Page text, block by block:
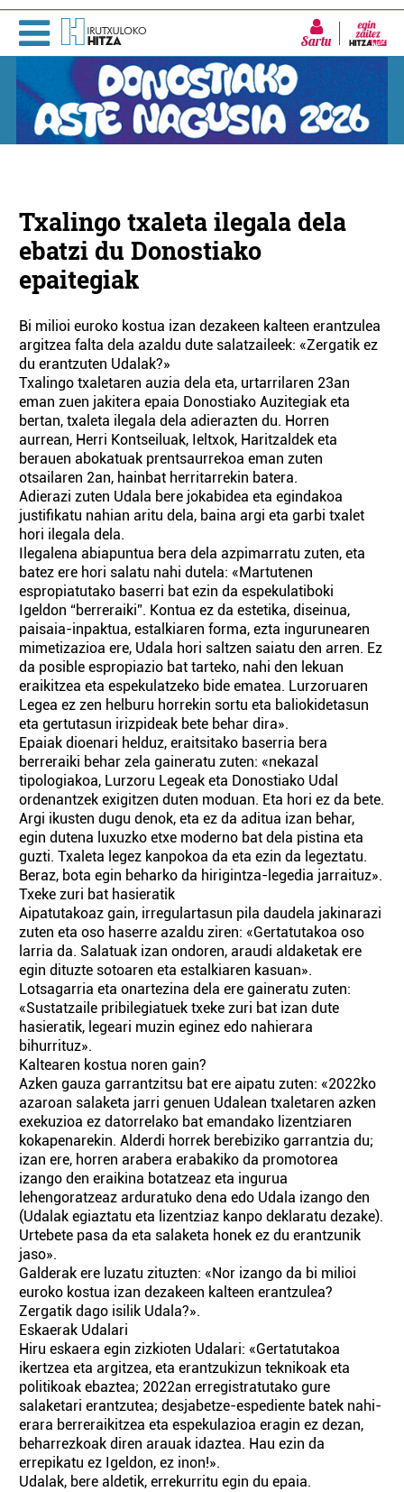
Sartu
Txalingo txaleta ilegala dela
ebatzi du Donostiako
epaitegiak
Bi milioi euroko kostua izan dezakeen kalteen erantzulea
argitzea falta dela azaldu dute salatzaileek: «Zergatik ez
du erantzuten Udalak?»
Txalingo txaletaren auzia dela eta, urtarrilaren 23an
eman zuen jakitera epaia Donostiako Auzite­giak eta
bertan, txaleta ilegala dela adierazten du. Horren
aurrean, Herri Kon­tseiluak, Ieltxok, Hari­tzal­­dek eta
berauen abokatuak pren­tsaurrekoa eman zuten
otsailaren 2an, hainbat herritarrekin batera.
Adierazi zuten Udala bere jokabidea eta egindakoa
justifikatu nahian aritu dela, baina argi eta garbi txalet
hori ilegala dela.
Ilegalena abiapuntua bera dela azpimarratu zuten, eta
batez ere hori salatu nahi dutela: «Martutenen
espropiatutako baserri bat ezin da espekulatiboki
Igeldon “berreraiki”. Kontua ez da estetika, diseinua,
paisaia-inpaktua, estalkiaren forma, ezta ingurunearen
mimetizazioa ere, Udala hori saltzen saiatu den arren. Ez
da posible espropiazio bat tarteko, nahi den lekuan
eraikitzea eta espekulatzeko bide ematea. Lurzo­rua­ren
Legea ez zen helburu horrekin sortu eta baliokidetasun
eta gertutasun irizpideak bete behar dira».
Epaiak dioenari helduz, eraitsitako baserria bera
berreraiki behar zela gaineratu zuten: «nekazal
tipologiakoa, Lurzoru Legeak eta Donostiako Udal
ordenantzek exigitzen duten mo­duan. Eta hori ez da bete.
Argi ikusten dugu denok, eta ez da aditua izan behar,
egin dutena luxuzko etxe moderno bat dela pistina eta
guzti. Txaleta legez kanpokoa da eta ezin da legeztatu.
Beraz, bota egin behar­ko da hirigintza-legedia jarraituz».
Txeke zuri bat hasieratik
Aipatutakoaz gain, irregulartasun pila daudela jakinarazi
zuten eta oso haserre azaldu ziren: «Gertatutakoa oso
larria da. Salatuak izan ondoren, araudi aldaketak ere
egin dituzte sotoaren eta estalkiaren kasuan».
Lotsagarria eta onartezina dela ere gaineratu zuten:
«Sustatzaile pribilegiatuek txeke zuri bat izan dute
hasieratik, legeari muzin eginez edo nahierara
bihurrituz».
Kaltearen kostua noren gain?
Azken gauza garrantzitsu bat ere aipatu zuten: «2022ko
azaroan salaketa jarri genuen Udalean txaletaren azken
exekuzioa ez datorrelako bat emandako lizentziaren
kokapenarekin. Alderdi horrek berebiziko garrantzia du;
izan ere, horren arabera erabakiko da promotorea
izango den eraikina bota­tzeaz eta ingurua
lehengoratzeaz arduratuko dena edo Udala izango den
(Udalak egiaztatu eta lizen­tziaz kanpo deklaratu dezake).
Urtebete pasa da eta salaketa honek ez du erantzunik
jaso».
Galderak ere luzatu zituzten: «Nor izango da bi milioi
euroko kostua izan dezakeen kalteen erantzulea?
Zergatik dago isilik Udala?».
Eskaerak Udalari
Hiru eskaera egin zizkioten Udalari: «Ger­ta­tu­takoa
ikertzea eta argitzea, eta erantzukizun teknikoak eta
politikoak ebaztea; 2022an erregistratutako gure
salaketari eran­tzutea; desjabetze-espediente batek nahi­
erara be­rreraikitzea eta espekulazioa eragin ez dezan,
beharrezkoak diren arauak idaztea. Hau ezin da
errepikatu ez Igeldon, ez inon!».
Udalak, bere aldetik, errekurritu egin du epaia.